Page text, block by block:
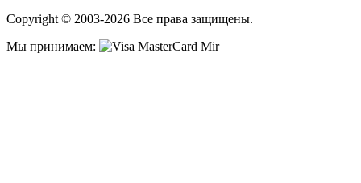
Copyright © 2003-2026 Все права защищены.
Мы принимаем: